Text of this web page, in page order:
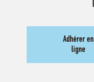
Adhérer en
ligne